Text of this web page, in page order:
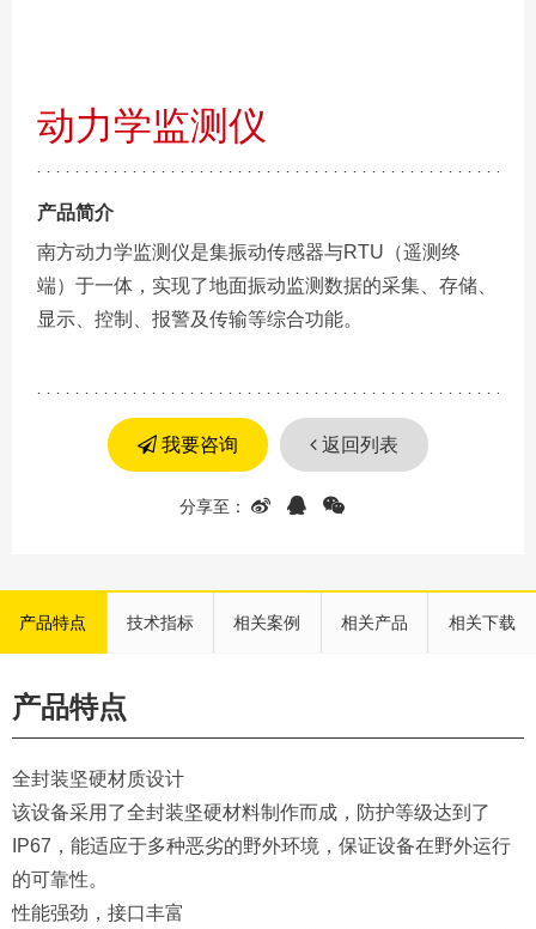
动力学监测仪
产品简介
南方动力学监测仪是集振动传感器与RTU（遥测终
端）于一体，实现了地面振动监测数据的采集、存储、
显示、控制、报警及传输等综合功能。
我要咨询 返回列表
产品特点 技术指标 相关案例 相关产品 相关下载
产品特点
全封装坚硬材质设计
该设备采用了全封装坚硬材料制作而成，防护等级达到了
IP67，能适应于多种恶劣的野外环境，保证设备在野外运行
的可靠性。
性能强劲，接口丰富